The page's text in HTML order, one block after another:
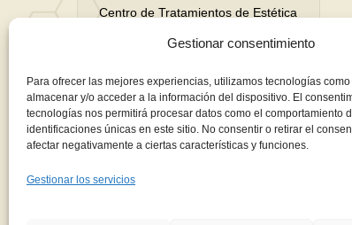
Gestionar consentimiento
Para ofrecer las mejores experiencias, utilizamos tecnologías
almacenar y/o acceder a la información del dispositivo. El
tecnologías nos permitirá procesar datos como el comportamiento
identificaciones únicas en este sitio. No consentir o retirar el
afectar negativamente a ciertas características y funciones.
Gestionar los servicios
Centro de Tratamientos de Estética
Avanzada y Belleza en Motril
Todo para tu belleza integral. Tratamientos
corporales, faciales, manicura, pedicura...
y mucho más. ¡Descúbrenos!